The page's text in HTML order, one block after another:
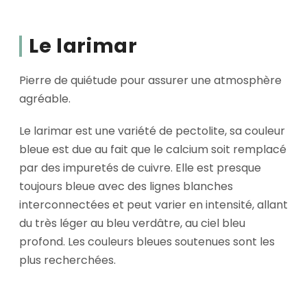
Le larimar
Pierre de quiétude pour assurer une atmosphère
agréable.
Le larimar est une variété de pectolite, sa couleur
bleue est due au fait que le calcium soit remplacé
par des impuretés de cuivre. Elle est presque
toujours bleue avec des lignes blanches
interconnectées et peut varier en intensité, allant
du très léger au bleu verdâtre, au ciel bleu
profond. Les couleurs bleues soutenues sont les
plus recherchées.